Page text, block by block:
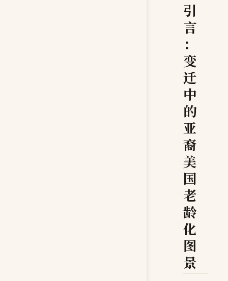
引
言
：
变
迁
中
的
亚
裔
美
国
老
龄
化
图
景